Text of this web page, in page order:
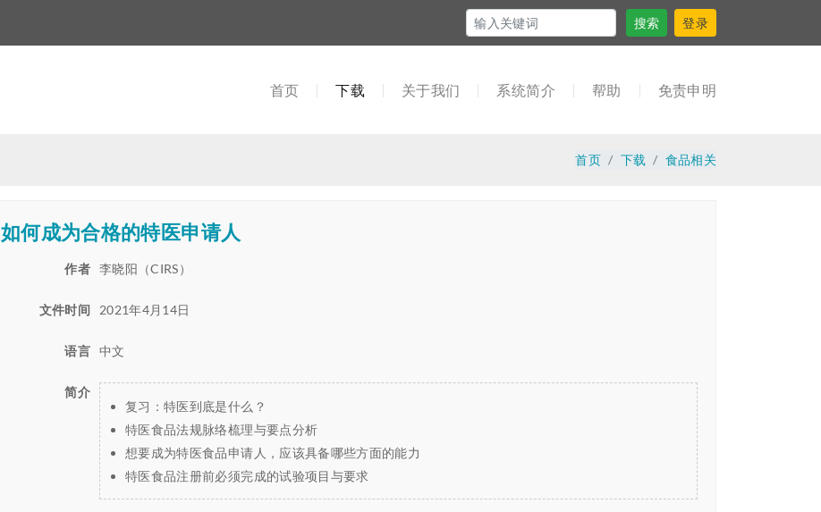
搜索 登录
首页 下载 关于我们 系统简介 帮助 免责申明
首页 下载 食品相关
如何成为合格的特医申请人
作者 李晓阳（CIRS）
文件时间 2021年4月14日
语言 中文
简介
复习：特医到底是什么？
特医食品法规脉络梳理与要点分析
想要成为特医食品申请人，应该具备哪些方面的能力
特医食品注册前必须完成的试验项目与要求